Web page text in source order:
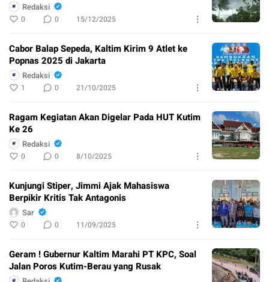
Redaksi
0 0 15/12/2025
Cabor Balap Sepeda, Kaltim Kirim 9 Atlet ke
Popnas 2025 di Jakarta
Redaksi
1 0 21/10/2025
Ragam Kegiatan Akan Digelar Pada HUT Kutim
Ke 26
Redaksi
0 0 8/10/2025
Kunjungi Stiper, Jimmi Ajak Mahasiswa
Berpikir Kritis Tak Antagonis
Sar
0 0 11/09/2025
Geram ! Gubernur Kaltim Marahi PT KPC, Soal
Jalan Poros Kutim-Berau yang Rusak